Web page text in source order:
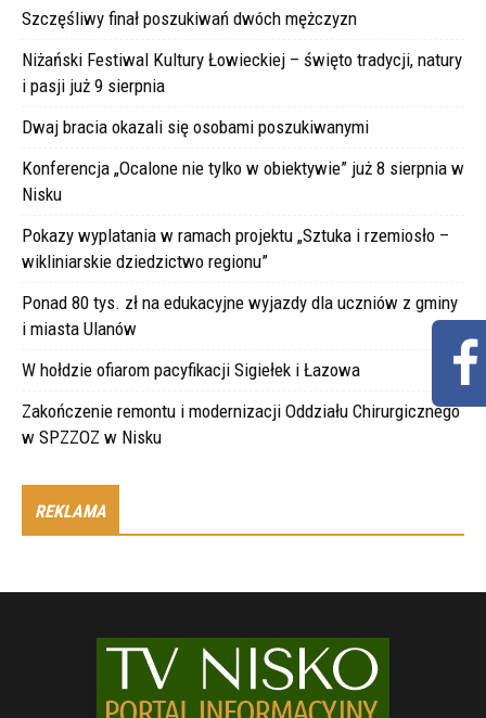
Szczęśliwy finał poszukiwań dwóch mężczyzn
Niżański Festiwal Kultury Łowieckiej – święto tradycji, natury
i pasji już 9 sierpnia
Dwaj bracia okazali się osobami poszukiwanymi
Konferencja „Ocalone nie tylko w obiektywie” już 8 sierpnia w
Nisku
Pokazy wyplatania w ramach projektu „Sztuka i rzemiosło –
wikliniarskie dziedzictwo regionu”
Ponad 80 tys. zł na edukacyjne wyjazdy dla uczniów z gminy
i miasta Ulanów
W hołdzie ofiarom pacyfikacji Sigiełek i Łazowa
Zakończenie remontu i modernizacji Oddziału Chirurgicznego
w SPZZOZ w Nisku
REKLAMA